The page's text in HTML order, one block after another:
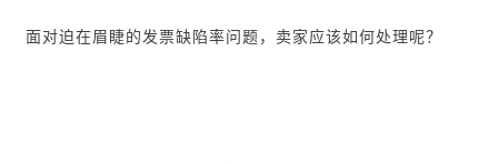
面对迫在眉睫的发票缺陷率问题，卖家应该如何处理呢？